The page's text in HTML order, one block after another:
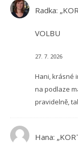
Radka:
VOLBU
27. 7. 2026
Hani, krásné
na podlaze
pravidelně,
Hana: